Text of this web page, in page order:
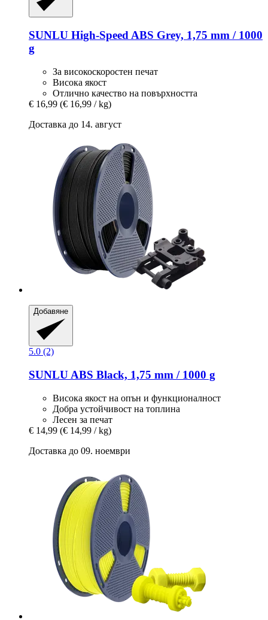
SUNLU High-​Speed ABS Grey, 1,75 mm / 1000
g
За високоскоростен печат
Висока якост
Отлично качество на повърхността
€ 16,99 (€ 16,99 / kg)
Доставка до 14. август
Добавяне
5.0 (2)
SUNLU ABS Black, 1,75 mm / 1000 g
Висока якост на опън и функционалност
Добра устойчивост на топлина
Лесен за печат
€ 14,99 (€ 14,99 / kg)
Доставка до 09. ноември